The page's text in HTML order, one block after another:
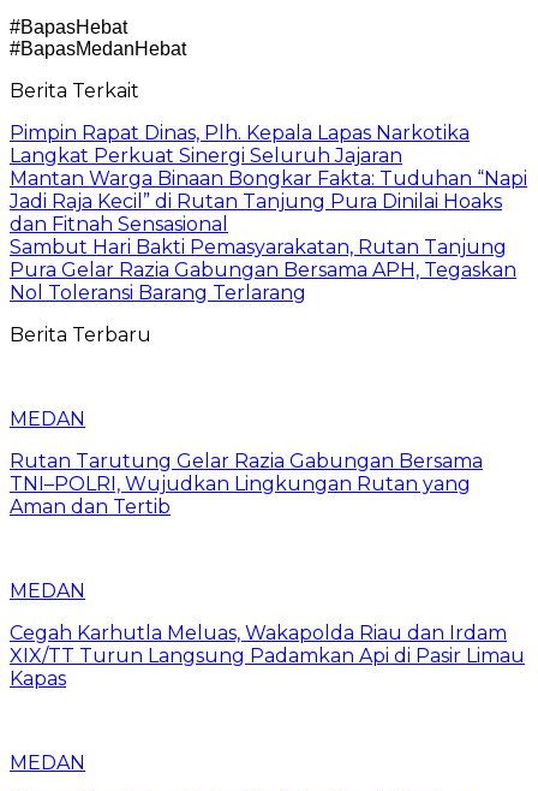
#BapasHebat
#BapasMedanHebat
Berita Terkait
Pimpin Rapat Dinas, Plh. Kepala Lapas Narkotika
Langkat Perkuat Sinergi Seluruh Jajaran
Mantan Warga Binaan Bongkar Fakta: Tuduhan “Napi
Jadi Raja Kecil” di Rutan Tanjung Pura Dinilai Hoaks
dan Fitnah Sensasional
Sambut Hari Bakti Pemasyarakatan, Rutan Tanjung
Pura Gelar Razia Gabungan Bersama APH, Tegaskan
Nol Toleransi Barang Terlarang
Berita Terbaru
MEDAN
Rutan Tarutung Gelar Razia Gabungan Bersama
TNI–POLRI, Wujudkan Lingkungan Rutan yang
Aman dan Tertib
MEDAN
Cegah Karhutla Meluas, Wakapolda Riau dan Irdam
XIX/TT Turun Langsung Padamkan Api di Pasir Limau
Kapas
MEDAN